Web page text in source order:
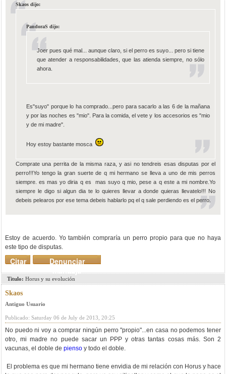
Skaos dijo:
PandoraS dijo:
Joer pues qué mal... aunque claro, si el perro es suyo... pero si tiene
que atender a responsabilidades, que las atienda siempre, no sólo
ahora.
Es"suyo" porque lo ha comprado...pero para sacarlo a las 6 de la mañana
y por las noches es "mio". Para la comida, el vete y los accesorios es "mio
y de mi madre".
Hoy estoy bastante mosca
Comprate una perrita de la misma raza, y asi no tendreis esas disputas por el
perro!!!Yo tengo la gran suerte de q mi hermano se lleva a uno de mis perros
siempre. es mas yo diria q es mas suyo q mio, pese a q este a mi nombre.Yo
siempre le digo si algun dia te lo quieres llevar a donde quieras llevatelo!!! No
debeis pelearos por ese tema debeis hablarlo pq el q sale perdiendo es el perro.
Estoy de acuerdo. Yo también compraría un perro propio para que no haya
este tipo de disputas.
Denunciar
mensaje
Citar
Titulo: Horus y su evolución
Skaos
Antiguo Usuario
Publicado: Saturday 06 de July de 2013, 20:25
No puedo ni voy a comprar ningún perro "propio"...en casa no podemos tener
otro, mi madre no puede sacar un PPP y otras tantas cosas más. Son 2
vacunas, el doble de pienso y todo el doble.
El problema es que mi hermano tiene envidia de mi relación con Horus y hace